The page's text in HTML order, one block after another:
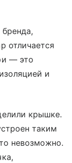
отличается
— это
и
крышке.
таким
невозможно.